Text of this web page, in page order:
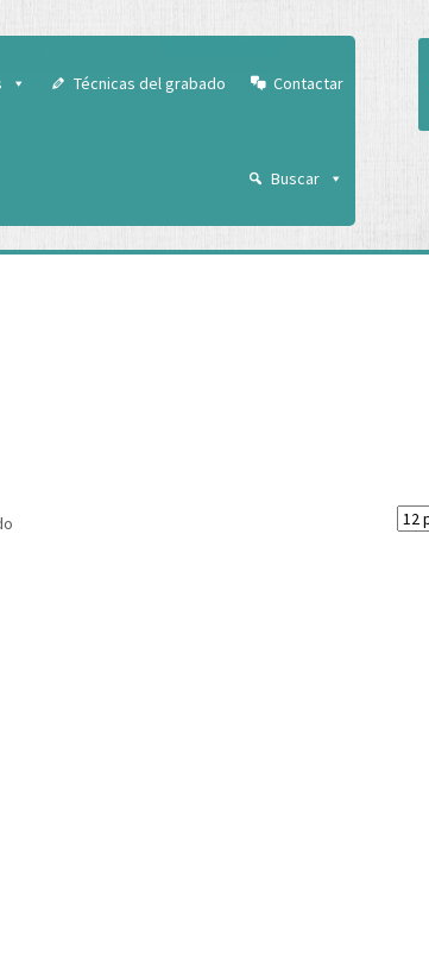
Técnicas del grabado Contactar
Buscar
Aceptar